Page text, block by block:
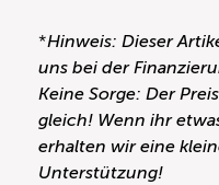
*Hinweis: Dieser
uns bei der
Keine Sorge: Der
gleich! Wenn ihr
erhalten wir eine
Unterstützung!